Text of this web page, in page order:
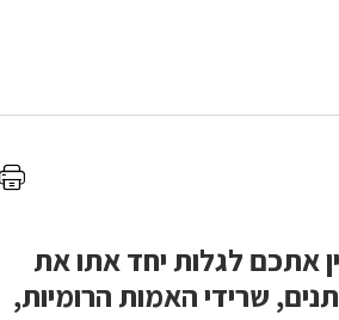
לחץ
אתכם לגלות יחד אתו את
שרידי האמות הרומיות,